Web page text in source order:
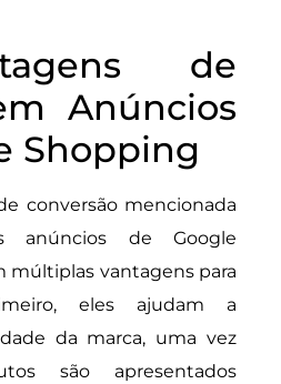
de
Anúncios
Shopping
conversão mencionada
anúncios de Google
múltiplas vantagens para
eles ajudam a
da marca, uma vez
são apresentados